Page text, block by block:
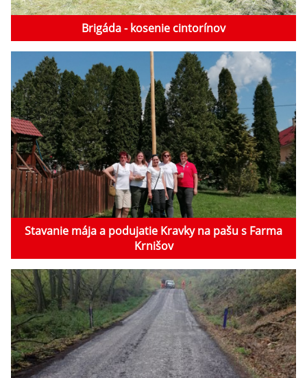
Brigáda - kosenie cintorínov
Stavanie mája a podujatie Kravky na pašu s Farma
Krnišov